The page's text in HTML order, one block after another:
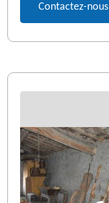
Contactez-nous